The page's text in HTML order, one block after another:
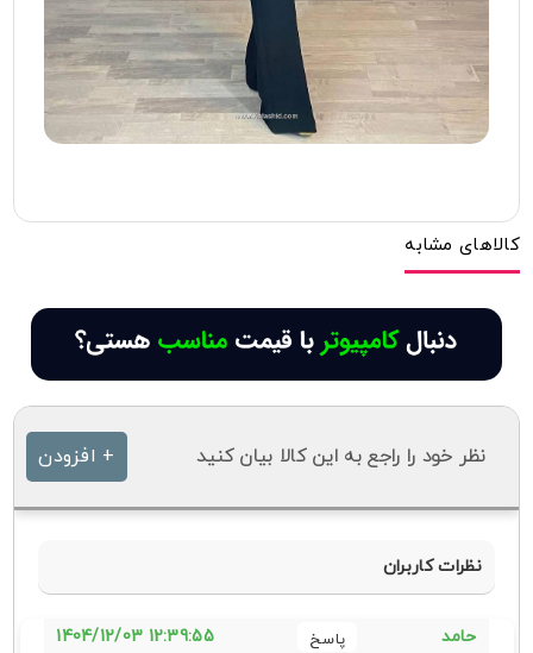
کالاهای مشابه
نظر خود را راجع به این کالا بیان کنید + افزودن
نظرات کاربران
حامد 12:39:55 1404/12/03